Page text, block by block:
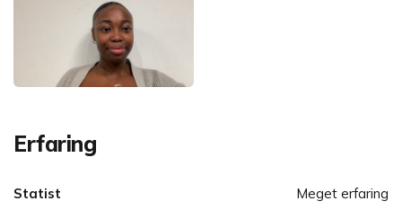
Erfaring
Statist Meget erfaring